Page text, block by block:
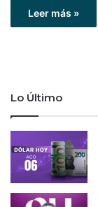
Leer más »
Lo Último